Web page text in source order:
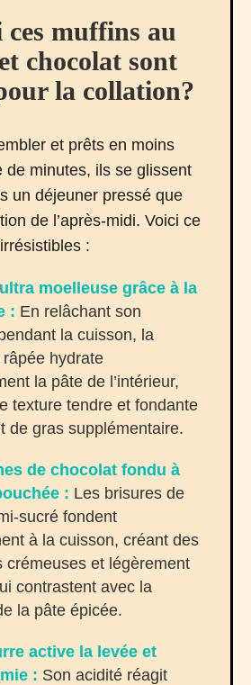
muffins au
chocolat sont
la collation?
et prêts en moins
de minutes, ils se glissent
un déjeuner pressé que
de l’après-midi. Voici ce
:
moelleuse grâce à la
: En relâchant son
la cuisson, la
hydrate
la pâte de l’intérieur,
texture tendre et fondante
de gras supplémentaire.
de chocolat fondu à
: Les brisures de
sucré fondent
à la cuisson, créant des
crémeuses et légèrement
contrastent avec la
la pâte épicée.
active la levée et
: Son acidité réagit